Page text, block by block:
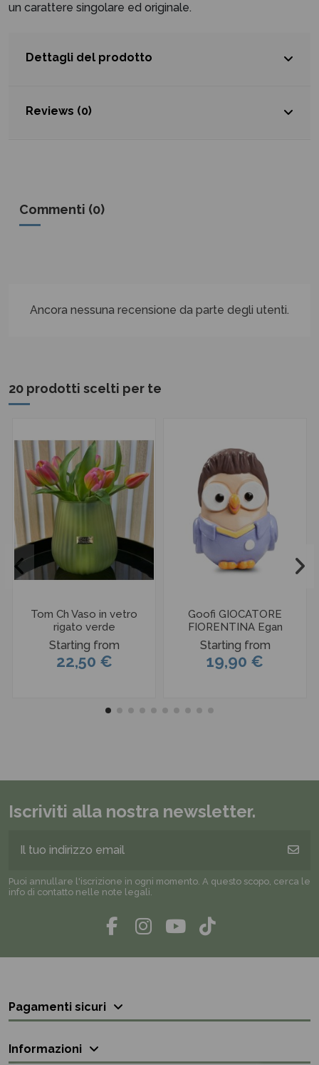
un carattere singolare ed originale.
Dettagli del prodotto
Reviews (0)
Commenti (0)
Ancora nessuna recensione da parte degli utenti.
20 prodotti scelti per te
Tom Ch Vaso in vetro
rigato verde
Starting from
22,50 €
Goofi GIOCATORE
FIORENTINA Egan
Starting from
19,90 €
Iscriviti alla nostra newsletter.
Puoi annullare l'iscrizione in ogni momento. A questo scopo, cerca le
info di contatto nelle note legali.
Pagamenti sicuri
Informazioni